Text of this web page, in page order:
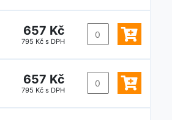
657 Kč
795 Kč s DPH
657 Kč
795 Kč s DPH